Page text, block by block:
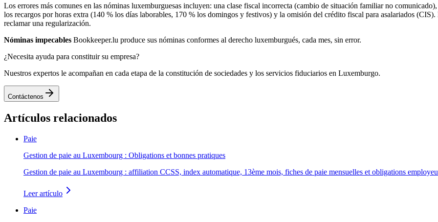
Los errores más comunes en las nóminas luxemburguesas incluyen: una clase fiscal incorrecta (cambio de situación familiar no
los recargos por horas extra (140 % los días laborables, 170 % los domingos y festivos) y la omisión del crédito fiscal para asalariados
reclamar una regularización.
Nóminas impecables Bookkeeper.lu produce sus nóminas conformes al derecho luxemburgués, cada mes, sin error.
¿Necesita ayuda para constituir su empresa?
Nuestros expertos le acompañan en cada etapa de la constitución de sociedades y los servicios fiduciarios en Luxemburgo.
Contáctenos
Artículos relacionados
Paie
Gestion de paie au Luxembourg : Obligations et bonnes pratiques
Gestion de paie au Luxembourg : affiliation CCSS, index automatique, 13ème mois, fiches de paie mensuelles et obligations
Leer artículo
Paie